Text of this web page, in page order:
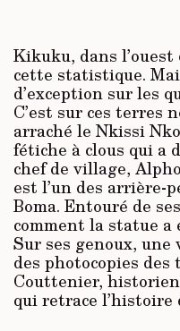
Kikuku, dans l’ouest
cette statistique.
d’exception sur les
C’est sur ces terres
arraché le Nkissi
fétiche à clous qui a
chef de village,
est l’un des arrière-
Boma. Entouré de
comment la statue a
Sur ses genoux,
des photocopies
Couttenier,
qui retrace l’histoire